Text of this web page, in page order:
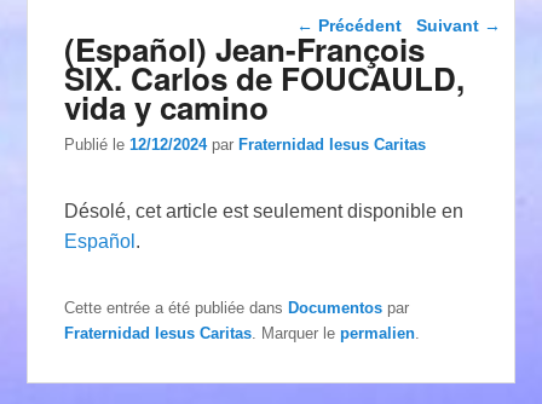
Navigation dans les
← Précédent Suivant →
(Español) Jean-François
SIX. Carlos de FOUCAULD,
vida y camino
Publié le12/12/2024 parFraternidad Iesus Caritas
Désolé, cet article est seulement disponible en
Español .
Cette entrée a été publiée dansDocumentos par
Fraternidad Iesus Caritas . Marquer lepermalien